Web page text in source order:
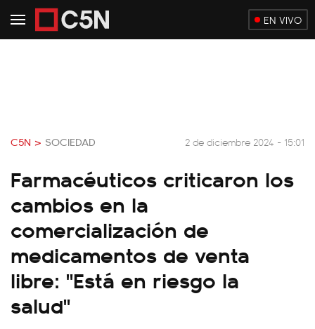
EN VIVO
C5N > SOCIEDAD 2 de diciembre 2024 - 15:01
Farmacéuticos criticaron los
cambios en la
comercialización de
medicamentos de venta
libre: "Está en riesgo la
salud"